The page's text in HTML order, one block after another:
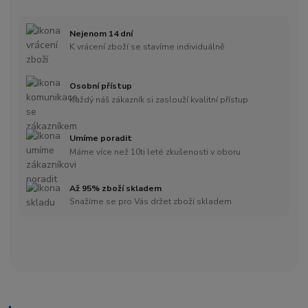
Nejenom 14 dní
K vrácení zboží se stavíme individuálně
Osobní přístup
Každý náš zákazník si zaslouží kvalitní přístup
Umíme poradit
Máme více než 10ti leté zkušenosti v oboru
Až 95% zboží skladem
Snažíme se pro Vás držet zboží skladem